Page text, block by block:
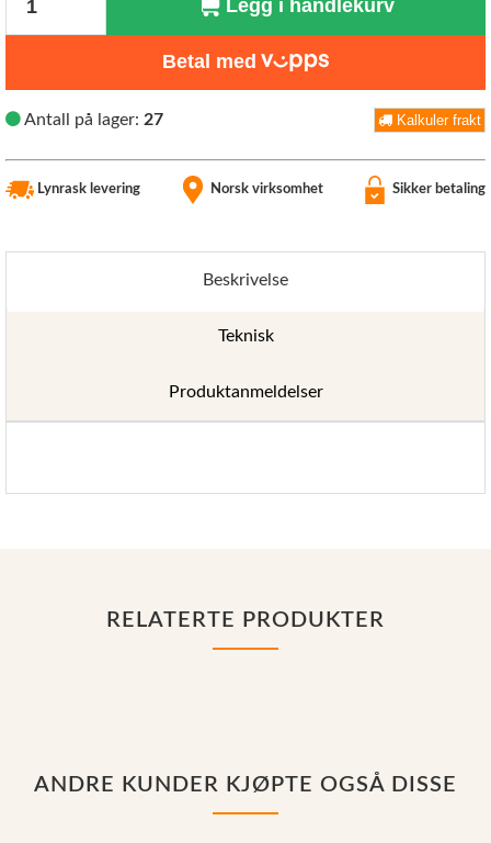
Legg i handlekurv
Betal med
Antall på lager: 27 Kalkuler frakt
Lynrask levering Norsk virksomhet Sikker betaling
Beskrivelse
Teknisk
Produktanmeldelser
RELATERTE PRODUKTER
ANDRE KUNDER KJØPTE OGSÅ DISSE